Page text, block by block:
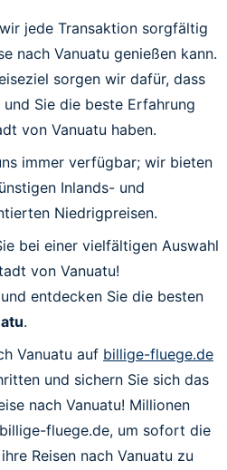
jede Transaktion sorgfältig
nach Vanuatu genießen kann.
sorgen wir dafür, dass
Sie die beste Erfahrung
von Vanuatu haben.
immer verfügbar; wir bieten
Inlands- und
Niedrigpreisen.
bei einer vielfältigen Auswahl
von Vanuatu!
entdecken Sie die besten
.
Vanuatu auf billige-fluege.de
und sichern Sie sich das
nach Vanuatu! Millionen
fluege.de, um sofort die
Reisen nach Vanuatu zu